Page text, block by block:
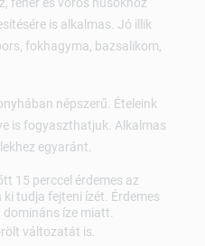
is alkalmas. Jó illik
fokhagyma, bazsalikom,
népszerű. Ételeink
is fogyaszthatjuk. Alkalmas
egyaránt.
15 perccel érdemes az
tudja fejteni ízét. Érdemes
íze miatt.
változatát is.